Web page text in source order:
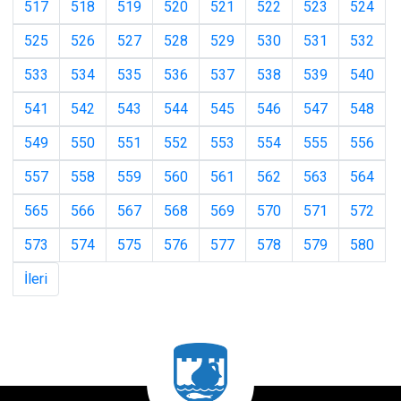
517 518 519 520 521 522 523
524
525
526 527 528 529 530 531
532
533
534 535 536 537 538 539
540
541
542 543 544 545 546 547
548
549
550 551 552 553 554 555
556
557
558 559 560 561 562 563
564
565
566 567 568 569 570 571
572
573
574 575 576 577 578 579
580
İleri